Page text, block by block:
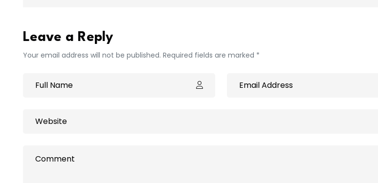
Leave a Reply
Your email address will not be published. Required fields are marked *